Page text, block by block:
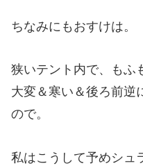
ちなみにもおすけは。
狭いテント内で、もふ
大変＆寒い＆後ろ前逆
ので。
私はこうして予めシュ